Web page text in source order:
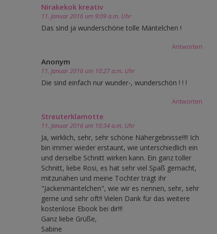
Nirakekok kreativ
11. Januar 2016 um 9:09 a.m. Uhr
Das sind ja wunderschöne tolle Mäntelchen !
Antworten
Anonym
11. Januar 2016 um 10:27 a.m. Uhr
Die sind einfach nur wunder-, wunderschön ! ! !
Antworten
Streuterklamotte
11. Januar 2016 um 10:34 a.m. Uhr
Ja, wirklich, sehr, sehr schöne Nähergebnisse!!!! Ich
bin immer wieder erstaunt, wie unterschiedlich ein
und derselbe Schnitt wirken kann. Ein ganz toller
Schnitt, liebe Rosi, es hat sehr viel Spaß gemacht,
mitzunähen und meine Tochter trägt ihr
"Jackenmäntelchen", wie wir es nennen, sehr, sehr
gerne und sehr oft!! Vielen Dank für das weitere
kostenlose Ebook bei dir!!!
Ganz liebe Grüße,
Sabine